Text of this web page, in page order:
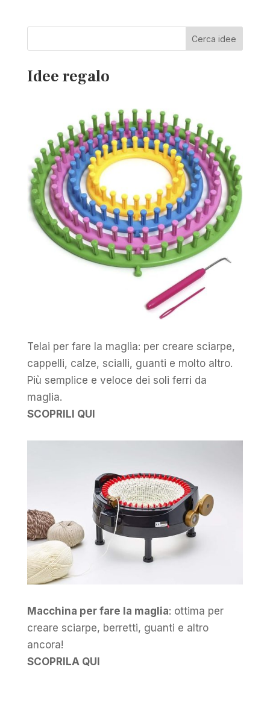
Cerca idee
Idee regalo
Telai per fare la maglia: per creare sciarpe,
cappelli, calze, scialli, guanti e molto altro.
Più semplice e veloce dei soli ferri da
maglia.
SCOPRILI QUI
Macchina per fare la maglia: ottima per
creare sciarpe, berretti, guanti e altro
ancora!
SCOPRILA QUI